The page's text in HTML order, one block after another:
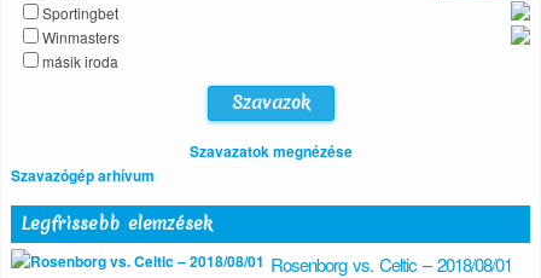
Sportingbet
Winmasters
másik iroda
Szavazatok megnézése
Szavazógép arhívum
Legfrissebb elemzések
Rosenborg vs. Celtic – 2018/08/01